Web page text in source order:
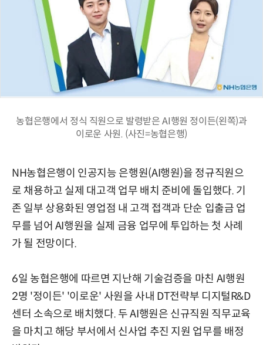
농협은행에서 정식 직원으로 발령받은 AI행원 정이든(왼쪽)과
이로운 사원. (사진=농협은행)
NH농협은행이 인공지능 은행원(AI행원)을 정규직원으
로 채용하고 실제 대고객 업무 배치 준비에 돌입했다. 기
존 일부 상용화된 영업점 내 고객 접객과 단순 입출금 업
무를 넘어 AI행원을 실제 금융 업무에 투입하는 첫 사례
가 될 전망이다.
6일 농협은행에 따르면 지난해 기술검증을 마친 AI행원
2명 '정이든' '이로운' 사원을 사내 DT전략부 디지털R&D
센터 소속으로 배치했다. 두 AI행원은 신규직원 직무교육
을 마치고 해당 부서에서 신사업 추진 지원 업무를 배정